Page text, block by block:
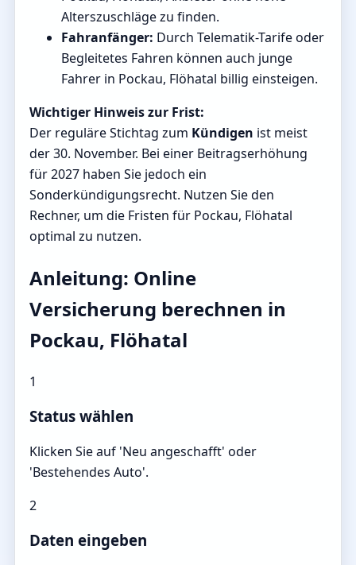
Alterszuschläge zu finden.
Fahranfänger: Durch Telematik-Tarife oder
Begleitetes Fahren können auch junge
Fahrer in Pockau, Flöhatal billig einsteigen.
Wichtiger Hinweis zur Frist:
Der reguläre Stichtag zum Kündigen ist meist
der 30. November. Bei einer Beitragserhöhung
für 2027 haben Sie jedoch ein
Sonderkündigungsrecht. Nutzen Sie den
Rechner, um die Fristen für Pockau, Flöhatal
optimal zu nutzen.
Anleitung: Online
Versicherung berechnen in
Pockau, Flöhatal
1
Status wählen
Klicken Sie auf 'Neu angeschafft' oder
'Bestehendes Auto'.
2
Daten eingeben